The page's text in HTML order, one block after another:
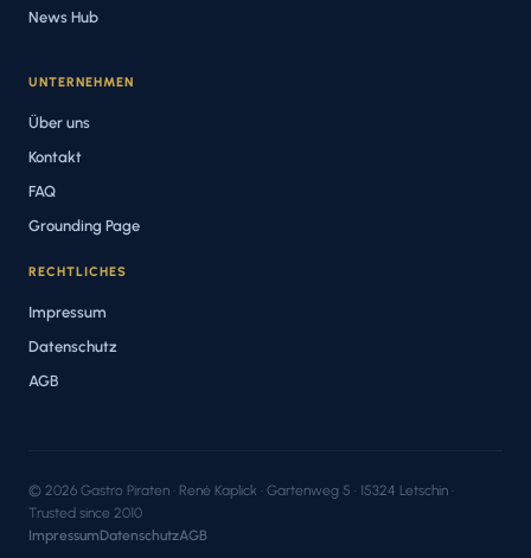
News Hub
UNTERNEHMEN
Über uns
Kontakt
FAQ
Grounding Page
RECHTLICHES
Impressum
Datenschutz
AGB
© 2026 Gastro Piraten · René Kaplick · Gartenweg 5 · 15324 Letschin ·
Trusted since 2010
ImpressumDatenschutzAGB